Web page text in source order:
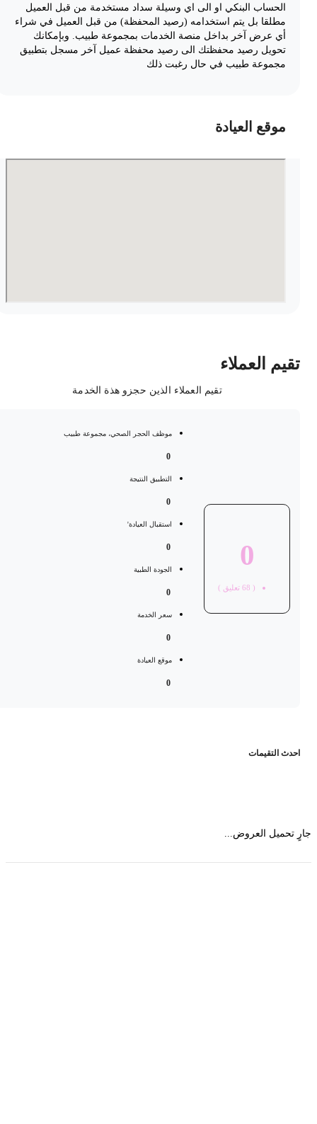
الحساب البنكي او الى اي وسيلة سداد مستخدمة من قبل العميل
مطلقا بل يتم استخدامه (رصيد المحفظة) من قبل العميل في شراء
أي عرض آخر بداخل منصة الخدمات بمجموعة طبيب. وبإمكانك
تحويل رصيد محفظتك الى رصيد محفظة عميل آخر مسجل بتطبيق
مجموعة طبيب في حال رغبت ذلك
موقع العيادة
العملاء
تقيم العملاء الذين حجزو هذة الخدمة
68 تعليق )
موظف الحجر الصحي، مجموعة طبيب
التطبيق النتيجة
استقبال العيادة'
الجودة الطبية
سعر الخدمة
موقع العيادة
التقيمات
تحميل العروض...